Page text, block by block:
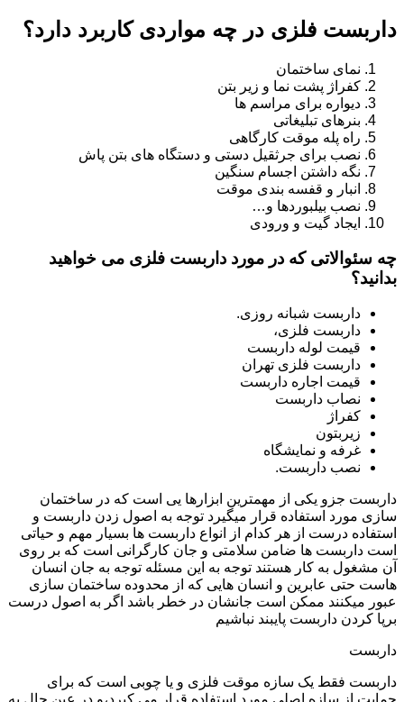
داربست فلزی در چه مواردی کاربرد دارد؟
نمای ساختمان
کفراژ پشت نما و زیر بتن
دیواره برای مراسم ها
بنرهای تبلیغاتی
راه پله موقت کارگاهی
نصب برای جرثقیل دستی و دستگاه های بتن پاش
نگه داشتن اجسام سنگین
انبار و قفسه بندی موقت
نصب بیلبوردها و…
ایجاد گیت و ورودی
چه سئوالاتی که در مورد داربست فلزی می خواهید
بدانید؟
داربست شبانه روزی.
داربست فلزی،
قیمت لوله داربست
داربست فلزی تهران
قیمت اجاره داربست
نصاب داربست
کفراژ
زیربتون
غرفه و نمایشگاه
نصب داربست.
داربست جزو یکی از مهمترین ابزارها یی است که در ساختمان
سازی مورد استفاده قرار میگیرد توجه به اصول زدن داربست و
استفاده درست از هر کدام از انواع داربست ها بسیار مهم و حیاتی
است داربست ها ضامن سلامتی و جان کارگرانی است که بر روی
آن مشغول به کار هستند توجه به این مسئله توجه به جان انسان
هاست حتی عابرین و انسان هایی که از محدوده ساختمان سازی
عبور میکنند ممکن است جانشان در خطر باشد اگر به اصول درست
برپا کردن داربست پایبند نباشیم
داربست
داربست فقط یک سازه موقت فلزی و یا چوبی است که برای